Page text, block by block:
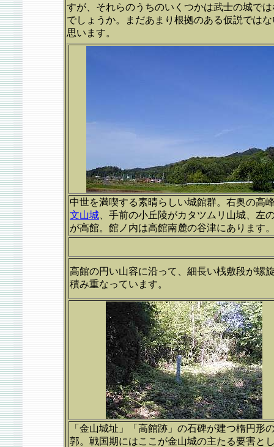
すが、それらのうちのいくつかは武士の城で
でしょうか。まだあまり根拠のある仮説では
思います。
中世を満喫する素晴らしい城館群。右奥の高
文山城 、手前の小丘陵がカタツムリ山城、左
が高館。館ノ内は高館南麓の谷津にあります
高館の円い山容に沿って、細長い桟敷段が螺
積み重なっています。
「金山城址」「高館跡」の石碑が建つ楕円形
郭。戦国期にはここが金山城の主たる要害と